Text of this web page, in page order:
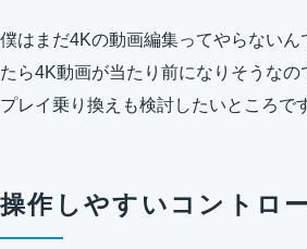
僕はまだ4Kの動画編集ってやらない
たら4K動画が当たり前になりそうなの
プレイ乗り換えも検討したいところで
操作しやすいコントロ